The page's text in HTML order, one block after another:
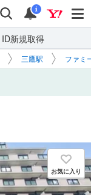
検索 通知
i
ID新規取得
三鷹駅 ファミ
お気に入り